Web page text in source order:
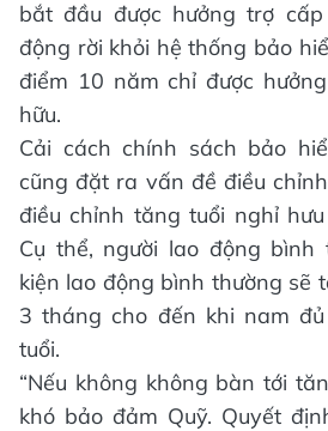
bắt đầu được hưởng trợ
động rời khỏi hệ thống bảo
điểm 10 năm chỉ được
hữu.
Cải cách chính sách bảo
cũng đặt ra vấn đề điều
điều chỉnh tăng tuổi nghỉ
Cụ thể, người lao động bình
kiện lao động bình thường sẽ
3 tháng cho đến khi nam
tuổi.
“Nếu không không bàn tới
khó bảo đảm Quỹ. Quyết